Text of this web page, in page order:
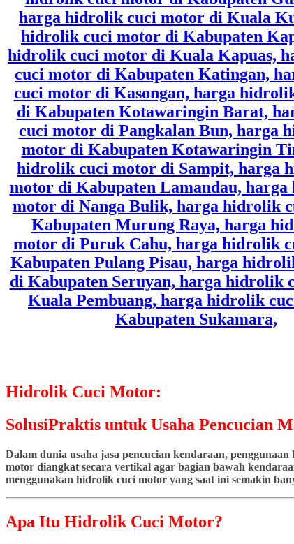
Hidrolik Cuci Motor:
SolusiPraktis untuk Usaha Pencucian
Dalam dunia usaha jasa pencucian kendaraan,
motor diangkat secara vertikal agar bagian bawah
menggunakan hidrolik cuci motor yang saat ini semakin
Apa Itu Hidrolik Cuci Motor?